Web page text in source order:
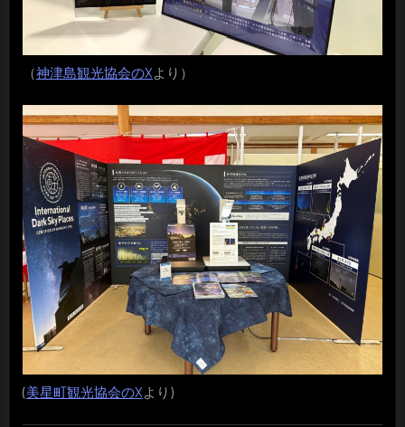
（神津島観光協会のXより）
(美星町観光協会のXより)